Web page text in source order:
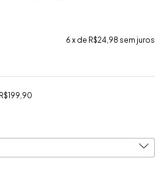
6 x de R$24,98 sem juros
R$199,90